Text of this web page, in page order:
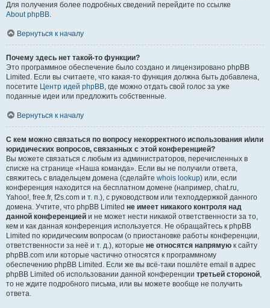
Для получения более подробных сведений перейдите по ссылке
About phpBB.
Вернуться к началу
Почему здесь нет такой-то функции?
Это программное обеспечение было создано и лицензировано phpBB
Limited. Если вы считаете, что какая-то функция должна быть добавлена,
посетите Центр идей phpBB, где можно отдать свой голос за уже
поданные идеи или предложить собственные.
Вернуться к началу
С кем можно связаться по вопросу некорректного использования и/или
юридических вопросов, связанных с этой конференцией?
Вы можете связаться с любым из администраторов, перечисленных в
списке на странице «Наша команда». Если вы не получили ответа,
свяжитесь с владельцем домена (сделайте whois lookup) или, если
конференция находится на бесплатном домене (например, chat.ru,
Yahoo!, free.fr, f2s.com и т. п.), с руководством или техподдержкой данного
домена. Учтите, что phpBB Limited не имеет никакого контроля над
данной конференцией и не может нести никакой ответственности за то,
кем и как данная конференция используется. Не обращайтесь к phpBB
Limited по юридическим вопросам (о приостановке работы конференции,
ответственности за неё и т. д.), которые не относятся напрямую к сайту
phpBB.com или которые частично относятся к программному
обеспечению phpBB Limited. Если же вы всё-таки пошлёте email в адрес
phpBB Limited об использовании данной конференции третьей стороной,
то не ждите подробного письма, или вы можете вообще не получить
ответа.